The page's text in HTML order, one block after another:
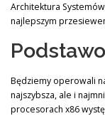
Architektura
najlepszym
Będziemy operowali
najszybsza, ale i
procesorach x86